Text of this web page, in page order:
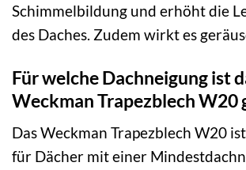
Schimmelbildung und erhöht die
des Daches. Zudem wirkt es
Für welche Dachneigung ist
Weckman Trapezblech W20
Das Weckman Trapezblech W20
für Dächer mit einer